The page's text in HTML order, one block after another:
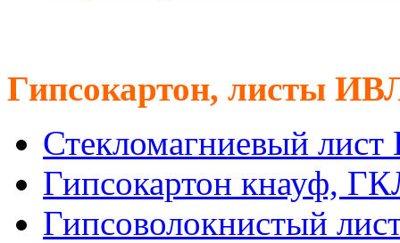
Гипсокартон, листы
Стекломагниевый
Гипсокартон кнауф,
Гипсоволокнистый